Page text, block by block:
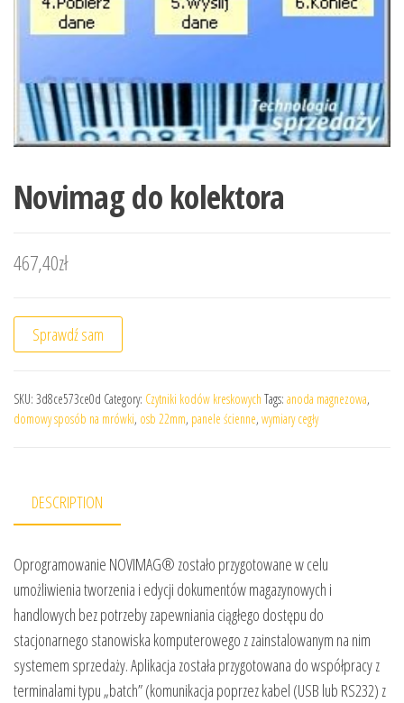
Novimag do kolektora
467,40zł
Sprawdź sam
SKU: 3d8ce573ce0d Category: Czytniki kodów kreskowych Tags: anoda magnezowa,
domowy sposób na mrówki, osb 22mm, panele ścienne, wymiary cegły
DESCRIPTION
Oprogramowanie NOVIMAG® zostało przygotowane w celu
umożliwienia tworzenia i edycji dokumentów magazynowych i
handlowych bez potrzeby zapewniania ciągłego dostępu do
stacjonarnego stanowiska komputerowego z zainstalowanym na nim
systemem sprzedaży. Aplikacja została przygotowana do współpracy z
terminalami typu „batch” (komunikacja poprzez kabel (USB lub RS232) z